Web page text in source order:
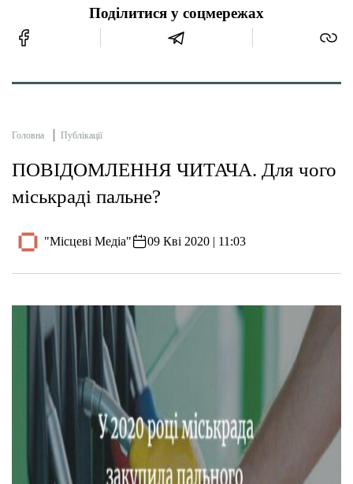
Поділитися у соцмережах
Головна Публікації
ПОВІДОМЛЕННЯ ЧИТАЧА. Для чого
міськраді пальне?
"Місцеві Медіа" 09 Кві 2020 | 11:03